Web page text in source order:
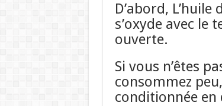
D’abord,
s’oxyde avec le
ouverte.
Si vous n’êtes
consommez
conditionnée